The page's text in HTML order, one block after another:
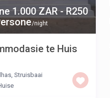
1.000 ZAR - R250
/night
te Huis
, Struisbaai